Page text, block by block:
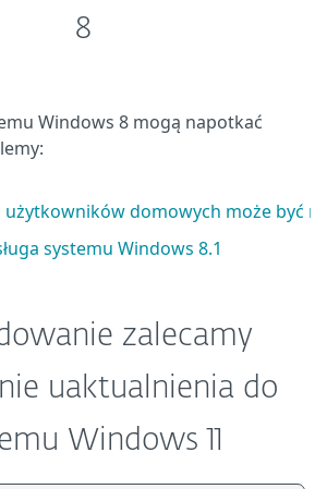
8
Windows 8 mogą napotkać
użytkowników domowych może być
systemu Windows 8.1
zalecamy
uaktualnienia do
Windows 11